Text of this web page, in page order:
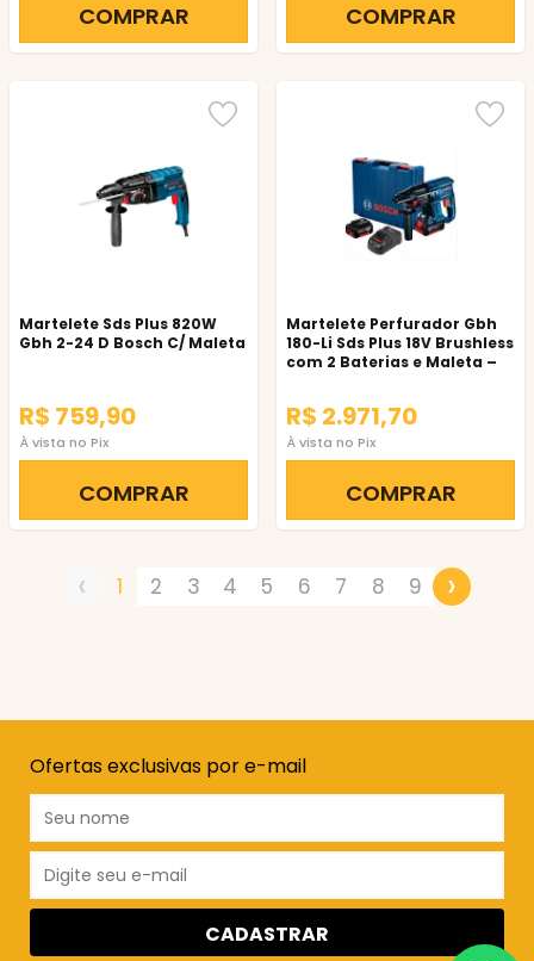
COMPRAR COMPRAR
Martelete Sds Plus 820W
Gbh 2-24 D Bosch C/ Maleta
R$ 759,90
À vista no Pix
COMPRAR
Martelete Perfurador Gbh
180-Li Sds Plus 18V Brushless
com 2 Baterias e Maleta –
R$ 2.971,70
À vista no Pix
COMPRAR
‹ 1 2 3 4 5 6 7 8 9 ›
Ofertas exclusivas por e-mail
CADASTRAR